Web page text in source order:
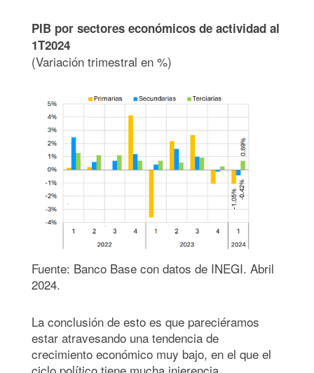
PIB por sectores económicos de actividad al
1T2024
(Variación trimestral en %)
Fuente: Banco Base con datos de INEGI. Abril
2024.
La conclusión de esto es que pareciéramos
estar atravesando una tendencia de
crecimiento económico muy bajo, en el que el